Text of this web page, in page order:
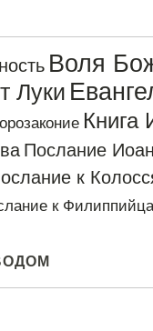
Воля
Луки
Книга
Послание
к
к